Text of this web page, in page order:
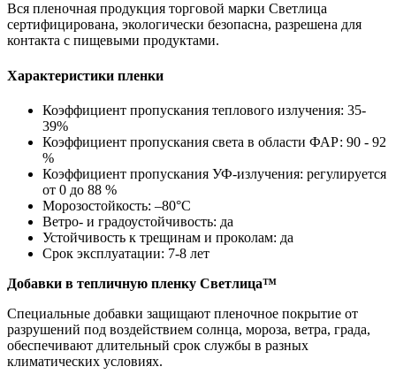
Вся пленочная продукция торговой марки Светлица
сертифицирована, экологически безопасна, разрешена для
контакта с пищевыми продуктами.
Характеристики пленки
Коэффициент пропускания теплового излучения: 35-
39%
Коэффициент пропускания света в области ФАР: 90 - 92
%
Коэффициент пропускания УФ-излучения: регулируется
от 0 до 88 %
Морозостойкость: –80°С
Ветро- и градоустойчивость: да
Устойчивость к трещинам и проколам: да
Срок эксплуатации: 7-8 лет
Добавки в тепличную пленку Светлица™
Специальные добавки защищают пленочное покрытие от
разрушений под воздействием солнца, мороза, ветра, града,
обеспечивают длительный срок службы в разных
климатических условиях.